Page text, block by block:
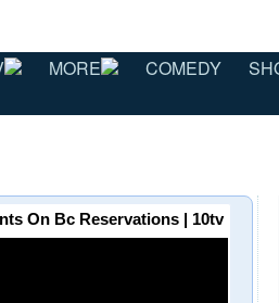
MORE COMEDY
On Bc Reservations | 10tv